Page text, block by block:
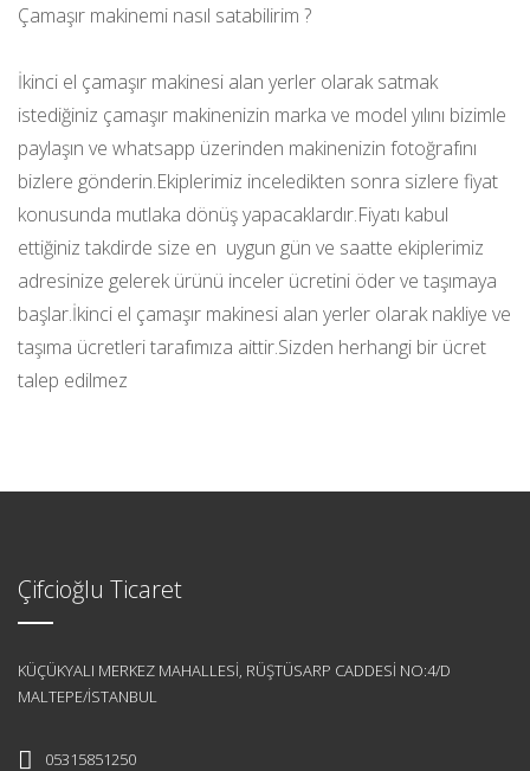
Çamaşır makinemi nasıl satabilirim ?
İkinci el çamaşır makinesi alan yerler olarak satmak
istediğiniz çamaşır makinenizin marka ve model yılını bizimle
paylaşın ve whatsapp üzerinden makinenizin fotoğrafını
bizlere gönderin.Ekiplerimiz inceledikten sonra sizlere fiyat
konusunda mutlaka dönüş yapacaklardır.Fiyatı kabul
ettiğiniz takdirde size en uygun gün ve saatte ekiplerimiz
adresinize gelerek ürünü inceler ücretini öder ve taşımaya
başlar.İkinci el çamaşır makinesi alan yerler olarak nakliye ve
taşıma ücretleri tarafımıza aittir.Sizden herhangi bir ücret
talep edilmez
Çifcioğlu Ticaret
KÜÇÜKYALI MERKEZ MAHALLESİ, RÜŞTÜSARP CADDESİ NO:4/D
MALTEPE/İSTANBUL
05315851250